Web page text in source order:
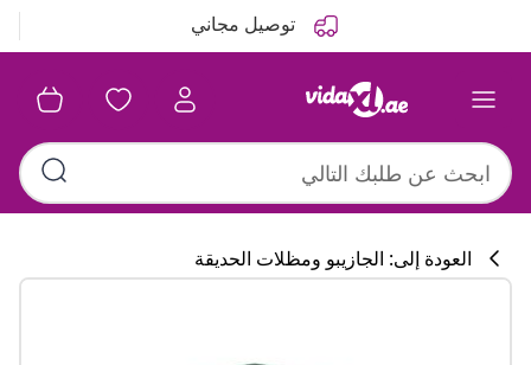
توصيل مجاني
العودة إلى: الجازيبو ومظلات الحديقة